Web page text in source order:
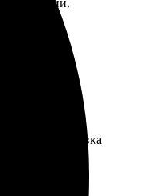
и четкий.
Доставка